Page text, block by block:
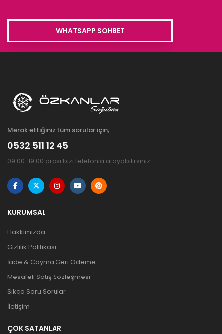
WHATSAPP SOHBET
Merak ettiğiniz tüm sorular için;
0532 511 12 45
09.00-19.00 arası bizi telefonla arayabilirsiniz
KURUMSAL
Hakkımızda
Gizlilik Politikası
İade & Cayma Geri Ödeme
Mesafeli Satış Sözleşmesi
Sıkça Soru Sorular
İletişim
ÇOK SATANLAR